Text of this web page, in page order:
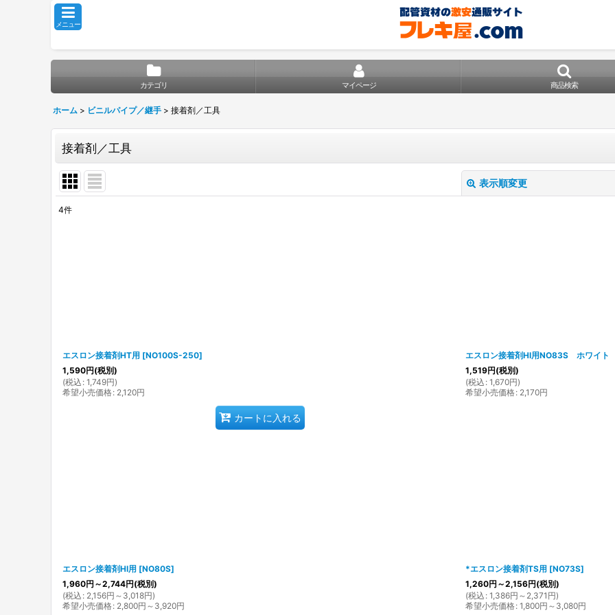
メニュー
カテゴリ マイページ 商品検索
ホーム > ビニルパイプ／継手 > 接着剤／工具
接着剤／工具
表示順変更
4件
エスロン接着剤HT用 [NO100S-250]
1,590円(税別)
(税込 : 1,749円)
希望小売価格: 2,120円
カートに入れる
エスロン接着剤HI用NO83S ホワイ
1,519円(税別)
(税込 : 1,670円)
希望小売価格: 2,170円
エスロン接着剤HI用 [NO80S]
1,960円 ～2,744円(税別)
(税込 : 2,156円 ～3,018円)
希望小売価格: 2,800円 ～3,920円
*エスロン接着剤TS用 [NO73S]
1,260円 ～2,156円(税別)
(税込 : 1,386円 ～2,371 円)
希望小売価格: 1,800円 ～3,080円